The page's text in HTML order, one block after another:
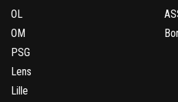
OL
OM
PSG
Lens
Lille